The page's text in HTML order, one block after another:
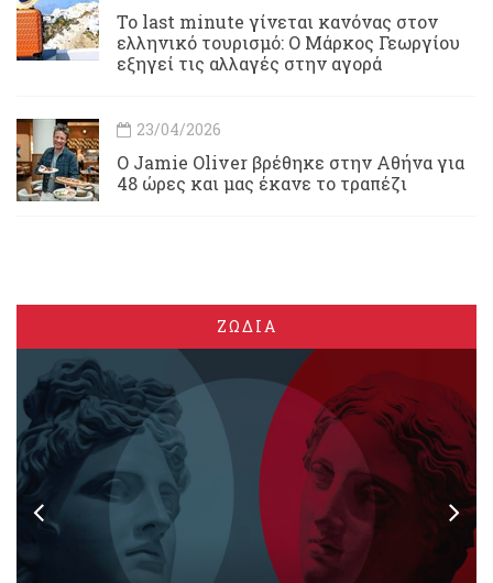
Το last minute γίνεται κανόνας στον
ελληνικό τουρισμό: Ο Μάρκος Γεωργίου
εξηγεί τις αλλαγές στην αγορά
23/04/2026
Ο Jamie Oliver βρέθηκε στην Αθήνα για
48 ώρες και μας έκανε το τραπέζι
ΖΩΔΙΑ